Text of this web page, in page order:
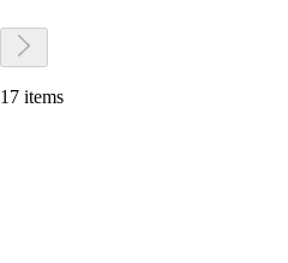
17 items